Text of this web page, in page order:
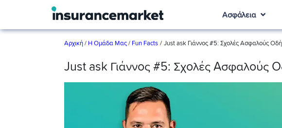
Ασφάλεια
Αρχική / Η Ομάδα Μας / Fun Facts / Just ask Γιάννος #5: Σχολές Ασφαλούς
Just ask Γιάννος #5: Σχολές Ασφαλούς